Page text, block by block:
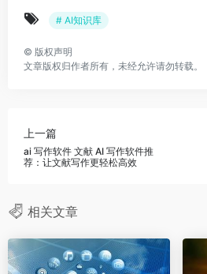
# AI知识库
© 版权声明
文章版权归作者所有，未经允许请勿转载。
上一篇
ai 写作软件 文献 AI 写作软件推
荐：让文献写作更轻松高效
相关文章